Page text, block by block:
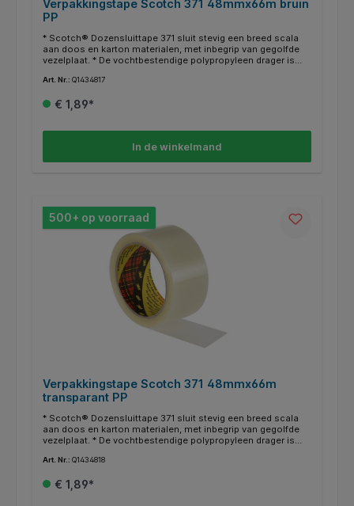
Verpakkingstape Scotch 371 48mmx66m bruin
PP
* Scotch® Dozensluittape 371 sluit stevig een breed scala
aan doos en karton materialen, met inbegrip van gegolfde
vezelplaat. * De vochtbestendige polypropyleen drager is
het verzendproces. * De tape gaat gemakkelijk over randen
Art. Nr.: Q1434817
€ 1,89*
In de winkelmand
500+ op voorraad
Verpakkingstape Scotch 371 48mmx66m
transparant PP
* Scotch® Dozensluittape 371 sluit stevig een breed scala
aan doos en karton materialen, met inbegrip van gegolfde
vezelplaat. * De vochtbestendige polypropyleen drager is
het verzendproces. * De tape gaat gemakkelijk over randen
Art. Nr.: Q1434818
€ 1,89*